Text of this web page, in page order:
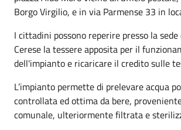
Borgo Virgilio, e in via Parmense 33 in
I cittadini possono reperire presso la
Cerese la tessere apposita per il
dell'impianto e ricaricare il credito sulle
L’impianto permette di prelevare acqua
controllata ed ottima da bere,
comunale, ulteriormente filtrata e